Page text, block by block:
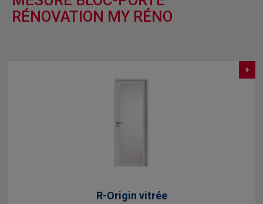
RÉNOVATION MY RÉNO
+
R-Origin vitrée